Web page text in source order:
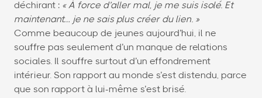
déchirant : « À force d’aller mal, je me suis isolé. Et
maintenant… je ne sais plus créer du lien. »
Comme beaucoup de jeunes aujourd’hui, il ne
souffre pas seulement d’un manque de relations
sociales. Il souffre surtout d’un effondrement
intérieur. Son rapport au monde s’est distendu, parce
que son rapport à lui-même s’est brisé.